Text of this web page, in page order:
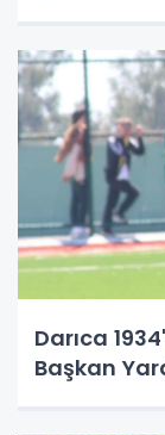
Darıca
Başkan